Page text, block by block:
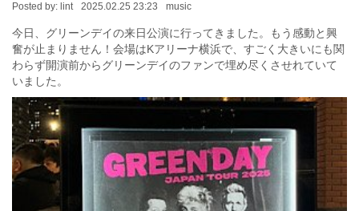
Posted by: lint 2025.02.25 23:23 music
今日、グリーンデイの来日公演に行ってきました。もう感動と興
奮が止まりません！会場はKアリーナ横浜で、すごく大きいにも関
わらず開演前からグリーンデイのファンで埋め尽くさせれていて
いました。